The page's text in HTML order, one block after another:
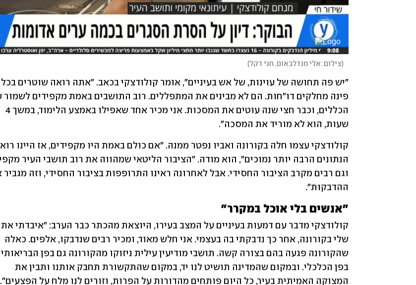
(צילום: אלי מנדלבאום, חגי דקל)
שעות, הוא לא מוריד את המסכה".
ההדבקות".
"אנשים בלי אוכל במקרר"
המצוקה האמיתית בעיר, כל היום פותחים מהדורות על הפרות, וזורים לנו מלח על הפצעים".